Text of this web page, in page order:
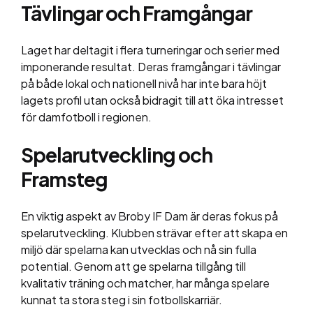
Tävlingar och Framgångar
Laget har deltagit i flera turneringar och serier med
imponerande resultat. Deras framgångar i tävlingar
på både lokal och nationell nivå har inte bara höjt
lagets profil utan också bidragit till att öka intresset
för damfotboll i regionen.
Spelarutveckling och
Framsteg
En viktig aspekt av Broby IF Dam är deras fokus på
spelarutveckling. Klubben strävar efter att skapa en
miljö där spelarna kan utvecklas och nå sin fulla
potential. Genom att ge spelarna tillgång till
kvalitativ träning och matcher, har många spelare
kunnat ta stora steg i sin fotbollskarriär.